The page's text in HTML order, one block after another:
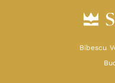
Bibescu